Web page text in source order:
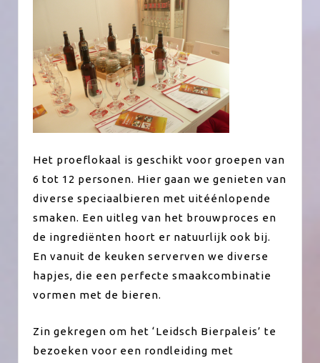
Het proeflokaal is geschikt voor groepen van
6 tot 12 personen. Hier gaan we genieten van
diverse speciaalbieren met uitéénlopende
smaken. Een uitleg van het brouwproces en
de ingrediënten hoort er natuurlijk ook bij.
En vanuit de keuken serverven we diverse
hapjes, die een perfecte smaakcombinatie
vormen met de bieren.
Zin gekregen om het ‘Leidsch Bierpaleis’ te
bezoeken voor een rondleiding met